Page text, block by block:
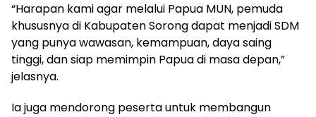
“Harapan kami agar melalui Papua MUN, pemuda
khususnya di Kabupaten Sorong dapat menjadi SDM
yang punya wawasan, kemampuan, daya saing
tinggi, dan siap memimpin Papua di masa depan,”
jelasnya.
Ia juga mendorong peserta untuk membangun